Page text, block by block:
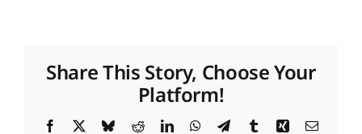
Deutsche
Branchen-
Share This Story, Choose Your
Platform!
Facebook BlueskyRedditLinkedInWhatsApp
TelegramTumblrXing Email